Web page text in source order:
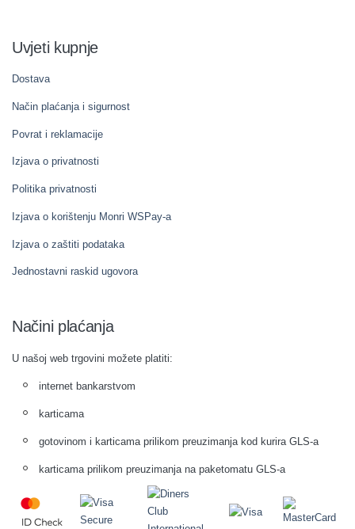
Uvjeti kupnje
Dostava
Način plaćanja i sigurnost
Povrat i reklamacije
Izjava o privatnosti
Politika privatnosti
Izjava o korištenju Monri WSPay-a
Izjava o zaštiti podataka
Jednostavni raskid ugovora
Načini plaćanja
U našoj web trgovini možete platiti:
internet bankarstvom
karticama
gotovinom i karticama prilikom preuzimanja kod kurira GLS-a
karticama prilikom preuzimanja na paketomatu GLS-a